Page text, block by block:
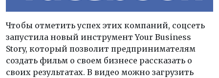
Чтобы отметить успех этих компаний, соцсеть
запустила новый инструмент Your Business
Story, который позволит предпринимателям
создать фильм о своем бизнесе рассказать о
своих результатах. В видео можно загрузить